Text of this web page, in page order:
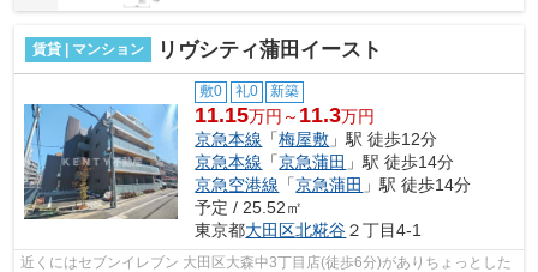
賃貸 | マンション リヴシティ蒲田イースト
敷0 礼0 新築
11.15万円～ 11.3万円
京急本線 「梅屋敷 」駅 徒歩12分
京急本線 「京急蒲田 」駅 徒歩14分
京急空港線 「京急蒲田 」駅 徒歩14分
予定 / 25.52㎡
東京都大田区北糀谷２丁目4-1
近くにはセブンイレブン 大田区大森中3丁目店(徒歩6分)がありちょっとした